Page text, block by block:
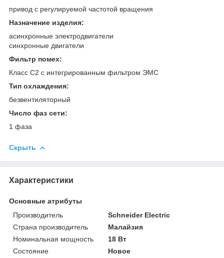
привод с регулируемой частотой вращения
Назначение изделия:
асинхронные электродвигатели
синхронные двигатели
Фильтр помех:
Класс C2 с интегрированным фильтром ЭМС
Тип охлаждения:
безвентиляторный
Число фаз сети:
1 фаза
Скрыть
Характеристики
Основные атрибуты
Производитель
Schneider Electric
Страна производитель
Малайзия
Номинальная мощность
18 Вт
Состояние
Новое